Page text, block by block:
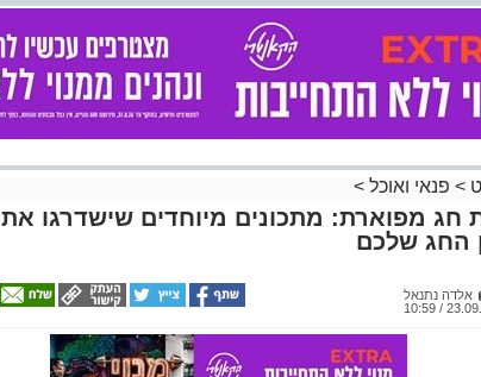
> פנאי ואוכל >
חג מפוארת: מתכונים מיוחדים שישדרגו את
החג שלכם
אלדה נתנאל
23.09.24 /